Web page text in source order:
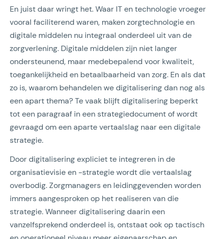
En juist daar wringt het. Waar IT en technologie vroeger
vooral faciliterend waren, maken zorgtechnologie en
digitale middelen nu integraal onderdeel uit van de
zorgverlening. Digitale middelen zijn niet langer
ondersteunend, maar medebepalend voor kwaliteit,
toegankelijkheid en betaalbaarheid van zorg. En als dat
zo is, waarom behandelen we digitalisering dan nog als
een apart thema? Te vaak blijft digitalisering beperkt
tot een paragraaf in een strategiedocument of wordt
gevraagd om een aparte vertaalslag naar een digitale
strategie.
Door digitalisering expliciet te integreren in de
organisatievisie en -strategie wordt die vertaalslag
overbodig. Zorgmanagers en leidinggevenden worden
immers aangesproken op het realiseren van die
strategie. Wanneer digitalisering daarin een
vanzelfsprekend onderdeel is, ontstaat ook op tactisch